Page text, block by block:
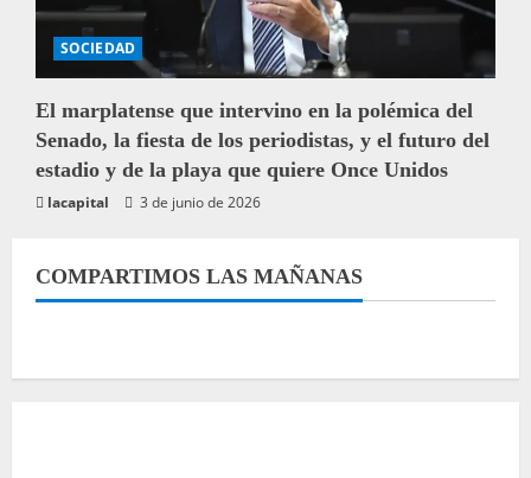
SOCIEDAD
El marplatense que intervino en la polémica del
Senado, la fiesta de los periodistas, y el futuro del
estadio y de la playa que quiere Once Unidos
lacapital 3 de junio de 2026
COMPARTIMOS LAS MAÑANAS